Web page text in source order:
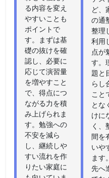
る内容を変え
やすいことも
ポイントで
す。まずは基
礎の抜けを確
認し、必要に
応じて演習量
を増やすこと
で、得点につ
ながる力を積
み上げられま
す。勉強への
不安を減ら
し、継続しや
すい流れを作
りたい家庭に
ど、
の通
整理
利用
点が
す。
題と
らし
こと
とな
けに
く、
間を
いや
ます
先へ